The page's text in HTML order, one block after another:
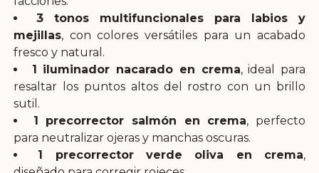
3 tonos multifuncionales para labios y
mejillas, con colores versátiles para un acabado
fresco y natural.
1 iluminador nacarado en crema, ideal para
resaltar los puntos altos del rostro con un brillo
sutil.
1 precorrector salmón en crema, perfecto
para neutralizar ojeras y manchas oscuras.
1 precorrector verde oliva en crema,